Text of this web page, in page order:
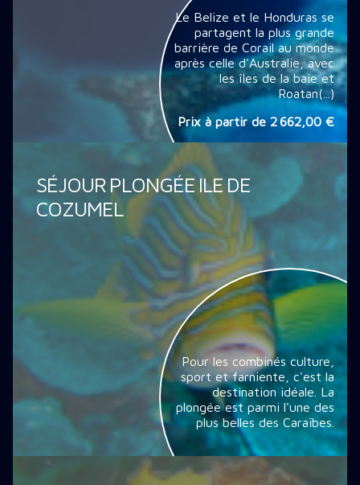
Le Belize et le Honduras se
partagent la plus grande
barrière de Corail au monde
après celle d'Australie, avec
les îles de la baie et
Roatan(...)
Prix à partir de2 662,00 €
SÉJOUR PLONGÉE ILE DE
COZUMEL
Pour les combinés culture,
sport et farniente, c'est la
destination idéale. La
plongée est parmi l'une des
plus belles des Caraïbes.